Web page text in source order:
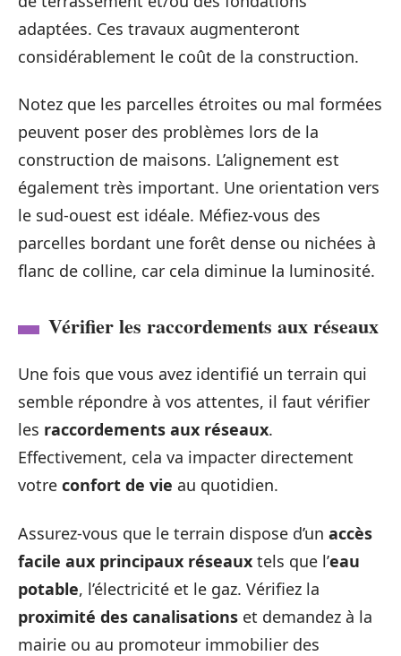
adaptées. Ces travaux augmenteront
considérablement le coût de la construction.
Notez que les parcelles étroites ou mal formées
peuvent poser des problèmes lors de la
construction de maisons. L’alignement est
également très important. Une orientation vers
le sud-ouest est idéale. Méfiez-vous des
parcelles bordant une forêt dense ou nichées à
flanc de colline, car cela diminue la luminosité.
Vérifier les raccordements aux réseaux
Une fois que vous avez identifié un terrain qui
semble répondre à vos attentes, il faut vérifier
les raccordements aux réseaux.
Effectivement, cela va impacter directement
votre confort de vie au quotidien.
Assurez-vous que le terrain dispose d’un accès
facile aux principaux réseaux tels que l’eau
potable, l’électricité et le gaz. Vérifiez la
proximité des canalisations et demandez à la
mairie ou au promoteur immobilier des